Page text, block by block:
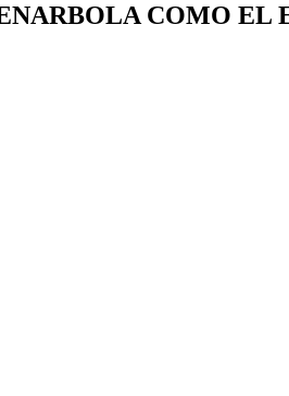
COMO EL